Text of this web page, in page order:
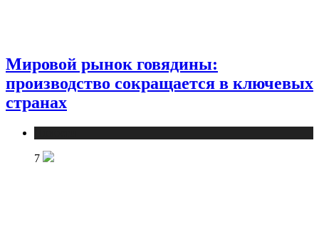
Мировой рынок говядины:
производство сокращается в ключевых
странах
7